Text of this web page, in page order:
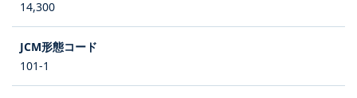
14,300
101-1